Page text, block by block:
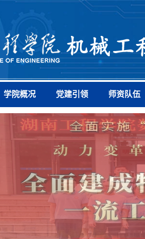
学院概况 党建引领 师资队伍